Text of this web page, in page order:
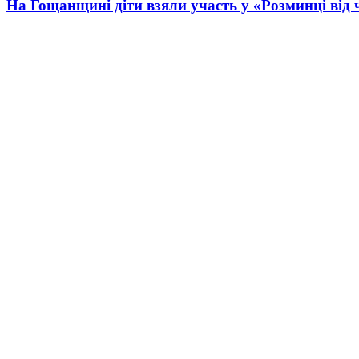
На Гощанщині діти взяли участь у «Розминці від